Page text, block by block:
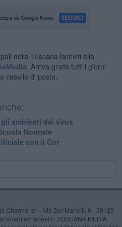
della Toscana iscriviti alla
Arriva gratis tutti i giorni
casella di posta.
ambienti dai virus
Normale
con il Cnr
Channel srl - Via Dei Martelli, 8 - 50129
TOSCANA MEDIA